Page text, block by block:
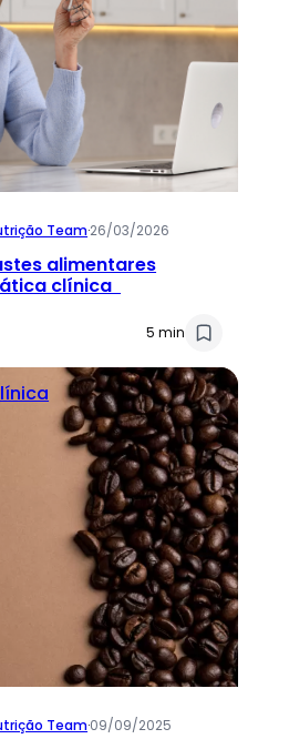
Team·26/03/2026
alimentares
clínica
5 min
Team·09/09/2025